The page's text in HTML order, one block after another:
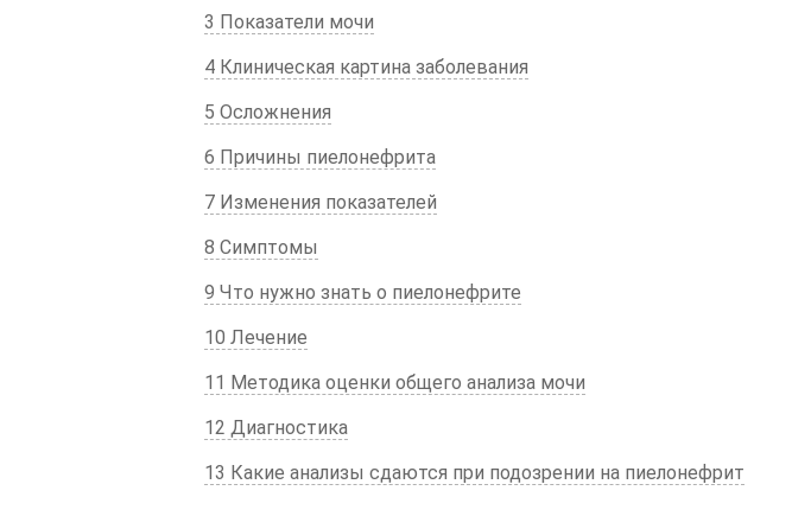
3 Показатели мочи
4 Клиническая картина заболевания
5 Осложнения
6 Причины пиелонефрита
7 Изменения показателей
8 Симптомы
9 Что нужно знать о пиелонефрите
10 Лечение
11 Методика оценки общего анализа мочи
12 Диагностика
13 Какие анализы сдаются при подозрении на пиелонефрит